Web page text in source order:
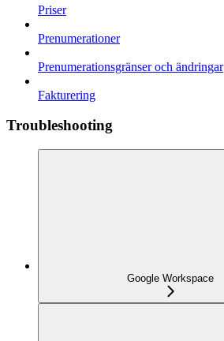
Priser
Prenumerationer
Prenumerationsgränser och ändringar
Fakturering
Troubleshooting
Google Workspace